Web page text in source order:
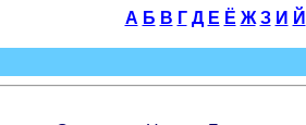
А Б В Г Д Е Ё Ж З И Й